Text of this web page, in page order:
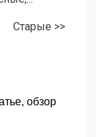
Старые >>
обзор